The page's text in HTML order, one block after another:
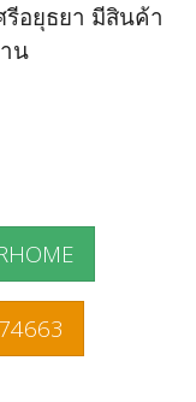
อยุธยา มีสินค้า
น